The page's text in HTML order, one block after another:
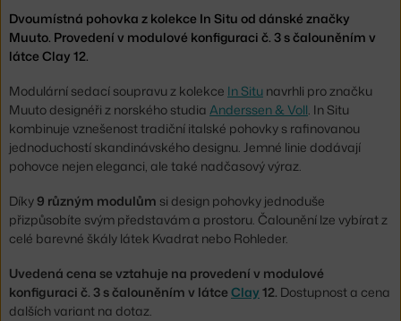
Dvoumístná pohovka z kolekce In Situ od dánské značky
Muuto. Provedení v modulové konfiguraci č. 3 s čalouněním v
látce Clay 12.
Modulární sedací soupravu z kolekce In Situ navrhli pro značku
Muuto designéři z norského studia Anderssen & Voll. In Situ
kombinuje vznešenost tradiční italské pohovky s rafinovanou
jednoduchostí skandinávského designu. Jemné linie dodávají
pohovce nejen eleganci, ale také nadčasový výraz.
Díky 9 různým modulům si design pohovky jednoduše
přizpůsobíte svým představám a prostoru. Čalounění lze vybírat z
celé barevné škály látek Kvadrat nebo Rohleder.
Uvedená cena se vztahuje na provedení v modulové
konfiguraci č. 3 s čalouněním v látce Clay 12. Dostupnost a cena
dalších variant na dotaz.